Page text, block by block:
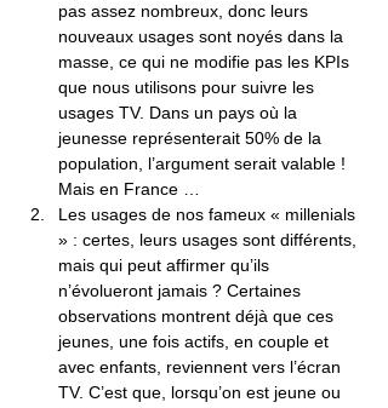
pas assez nombreux, donc leurs
nouveaux usages sont noyés dans la
masse, ce qui ne modifie pas les KPIs
que nous utilisons pour suivre les
usages TV. Dans un pays où la
jeunesse représenterait 50% de la
population, l’argument serait valable !
Mais en France …
Les usages de nos fameux « millenials
» : certes, leurs usages sont différents,
mais qui peut affirmer qu’ils
n’évolueront jamais ? Certaines
observations montrent déjà que ces
jeunes, une fois actifs, en couple et
avec enfants, reviennent vers l’écran
TV. C’est que, lorsqu’on est jeune ou